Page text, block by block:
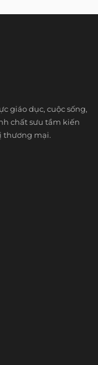
giáo dục, cuộc sống,
chất sưu tầm kiến
thương mại.